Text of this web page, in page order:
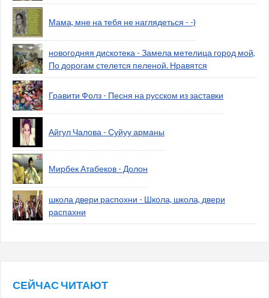
Мама, мне на тебя не наглядеться - -)
новогодняя дискотека - Замела метелица город мой,
По дорогам стелется пеленой. Нравятся
Гравити Фолз - Песня на русском из заставки
Айгул Чалова - Суйуу арманы
Мирбек Атабеков - Долон
школа двери распохни - Школа, школа, двери
распахни
СЕЙЧАС ЧИТАЮТ